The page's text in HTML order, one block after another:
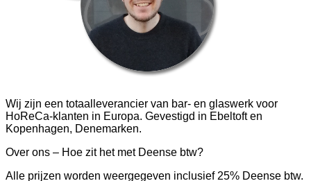
Wij zijn een totaalleverancier van bar- en glaswerk voor
HoReCa-klanten in Europa. Gevestigd in Ebeltoft en
Kopenhagen, Denemarken.
Over ons – Hoe zit het met Deense btw?
Alle prijzen worden weergegeven inclusief 25% Deense btw.